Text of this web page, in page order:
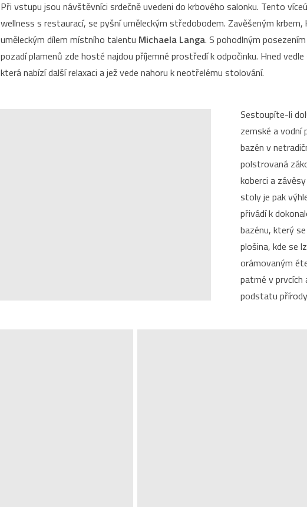
Při vstupu jsou návštěvníci srdečně uvedeni do krbového salonku. Tento
wellness s restaurací, se pyšní uměleckým středobodem. Zavěšeným krbem,
uměleckým dílem místního talentu Michaela Langa. S pohodlným
pozadí plamenů zde hosté najdou příjemné prostředí k odpočinku. Hned
která nabízí další relaxaci a jež vede nahoru k neotřelému stolování.
Sestoupíte-li
zemské a vodní
bazén v
polstrovaná
koberci a
stoly je pak
přivádí k
bazénu, který
plošina, kde se
orámovaným
patrné v prvcích
podstatu